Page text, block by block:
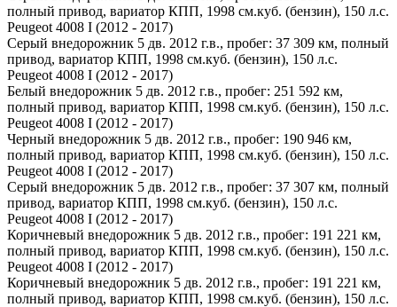
полный привод, вариатор КПП, 1998 см.куб. (бензин), 150 л.с.
Peugeot 4008 I (2012 - 2017)
Серый внедорожник 5 дв. 2012 г.в., пробег: 37 309 км, полный
привод, вариатор КПП, 1998 см.куб. (бензин), 150 л.с.
Peugeot 4008 I (2012 - 2017)
Белый внедорожник 5 дв. 2012 г.в., пробег: 251 592 км,
полный привод, вариатор КПП, 1998 см.куб. (бензин), 150 л.с.
Peugeot 4008 I (2012 - 2017)
Черный внедорожник 5 дв. 2012 г.в., пробег: 190 946 км,
полный привод, вариатор КПП, 1998 см.куб. (бензин), 150 л.с.
Peugeot 4008 I (2012 - 2017)
Серый внедорожник 5 дв. 2012 г.в., пробег: 37 307 км, полный
привод, вариатор КПП, 1998 см.куб. (бензин), 150 л.с.
Peugeot 4008 I (2012 - 2017)
Коричневый внедорожник 5 дв. 2012 г.в., пробег: 191 221 км,
полный привод, вариатор КПП, 1998 см.куб. (бензин), 150 л.с.
Peugeot 4008 I (2012 - 2017)
Коричневый внедорожник 5 дв. 2012 г.в., пробег: 191 221 км,
полный привод, вариатор КПП, 1998 см.куб. (бензин), 150 л.с.